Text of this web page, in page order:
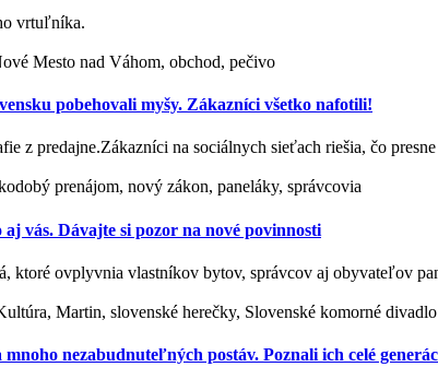
vrtuľníka.
Mesto nad Váhom, obchod, pečivo
pobehovali myšy. Zákazníci všetko nafotili!
z predajne.Zákazníci na sociálnych sieťach riešia, čo
prenájom, nový zákon, paneláky, správcovia
vás. Dávajte si pozor na nové povinnosti
ktoré ovplyvnia vlastníkov bytov, správcov aj obyvateľov
Martin, slovenské herečky, Slovenské komorné divadlo
nezabudnuteľných postáv. Poznali ich celé